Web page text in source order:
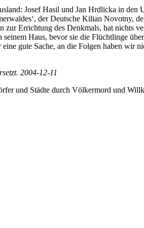
Josef Hasil und Jan Hrdlicka in den
der Deutsche Kilian Novotny,
Errichtung des Denkmals, hat nichts
Haus, bevor sie die Flüchtlinge
gute Sache, an die Folgen haben wir
2004-12-11
und Städte durch Völkermord und